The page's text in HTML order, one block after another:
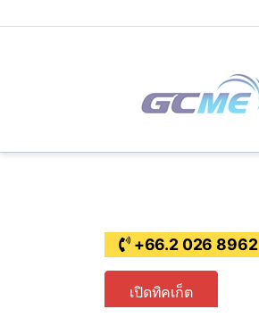
+66.2 026 8962
เปิดทิคเก็ต